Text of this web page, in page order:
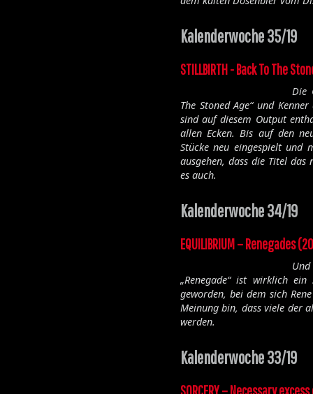
Kalenderwoche 35/19
STILLBIRTH - Back To The
Die
The Stoned Age“ und
sind auf diesem Output
allen Ecken. Bis auf den
Stücke neu eingespielt und
ausgehen, dass die Titel
es auch.
Kalenderwoche 34/19
EQUILIBRIUM – Renegades
„Renegade“ ist wirklich
geworden, bei dem sich
Meinung bin, dass viele der
werden.
Kalenderwoche 33/19
SORCERY – Necessary